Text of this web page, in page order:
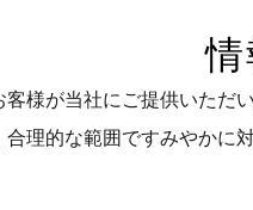
客様が当社にご提供いただ
合理的な範囲ですみやかに